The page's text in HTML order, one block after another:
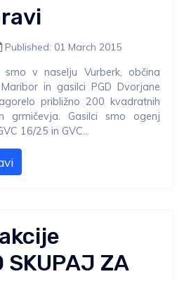
Published: 01 March 2015
v naselju Vurberk, občina
in gasilci PGD Dvorjane
približno 200 kvadratnih
grmičevja. Gasilci smo ogenj
16/25 in GVC...
SKUPAJ ZA